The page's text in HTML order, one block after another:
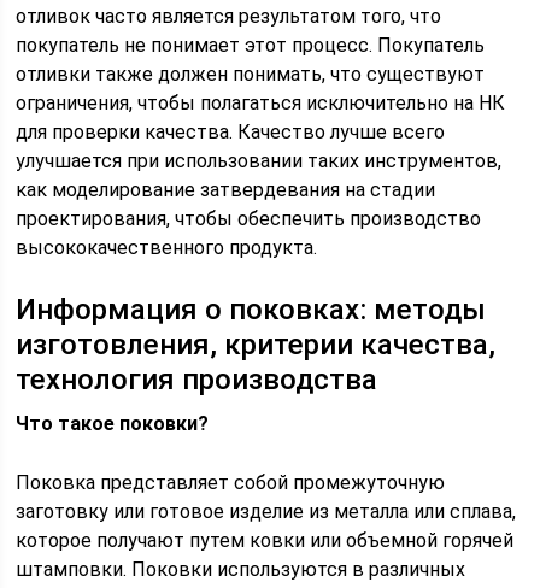
отливок часто является результатом того, что
покупатель не понимает этот процесс. Покупатель
отливки также должен понимать, что существуют
ограничения, чтобы полагаться исключительно на НК
для проверки качества. Качество лучше всего
улучшается при использовании таких инструментов,
как моделирование затвердевания на стадии
проектирования, чтобы обеспечить производство
высококачественного продукта.
Информация о поковках: методы
изготовления, критерии качества,
технология производства
Что такое поковки?
Поковка представляет собой промежуточную
заготовку или готовое изделие из металла или сплава,
которое получают путем ковки или объемной горячей
штамповки. Поковки используются в различных